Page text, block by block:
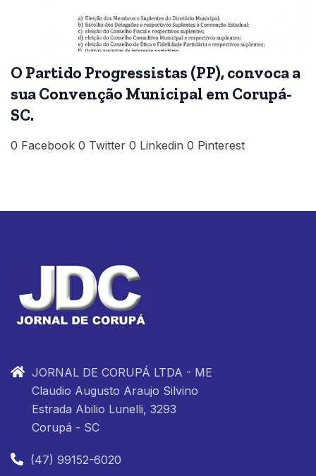
O Partido Progressistas (PP), convoca a
sua Convenção Municipal em Corupá-
SC.
0 Facebook 0 Twitter 0 Linkedin 0 Pinterest
JORNAL DE CORUPÁ LTDA - ME
Claudio Augusto Araujo Silvino
Estrada Abilio Lunelli, 3293
Corupá - SC
(47) 99152-6020